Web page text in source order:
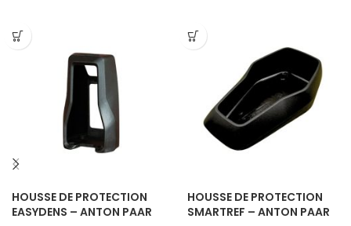
HOUSSE DE PROTECTION
EASYDENS – ANTON PAAR
HOUSSE DE PROTECTION
SMARTREF – ANTON PAAR